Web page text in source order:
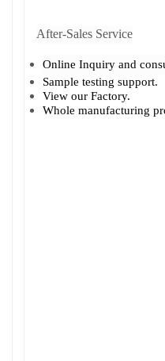
After-Sales Service
Online Inquiry and
Sample testing support.
View our Factory.
Whole manufacturing